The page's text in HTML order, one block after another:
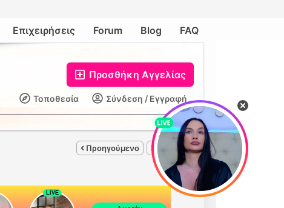
Επιχειρήσεις Forum Blog FAQ
Προσθήκη Αγγελίας
Σύνδεση / Εγγραφή
Τοποθεσία
Προηγούμενο Επόμενο